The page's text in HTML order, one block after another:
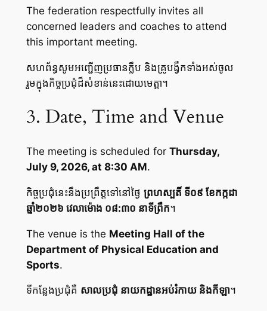
The federation respectfully invites all
concerned leaders and coaches to attend
this important meeting.
សហព័ន្ធសូមអញ្ជើញប្រធានក្លឹប និងគ្រូបង្វឹកទាំងអស់ចូល
រួមក្នុងកិច្ចប្រជុំដ៏សំខាន់នេះដោយមេត្តា។
3. Date, Time and Venue
The meeting is scheduled for Thursday,
July 9, 2026, at 8:30 AM.
កិច្ចប្រជុំនេះនឹងប្រព្រឹត្តទៅនៅថ្ងៃ ព្រហស្បតិ៍ ទី០៩ ខែកក្កដា
ឆ្នាំ២០២៦ វេលាម៉ោង ០៨:៣០ នាទីព្រឹក។
The venue is the Meeting Hall of the
Department of Physical Education and
Sports.
ទីកន្លែងប្រជុំគឺ សាលប្រជុំ នាយកដ្ឋានអប់រំកាយ និងកីឡា។